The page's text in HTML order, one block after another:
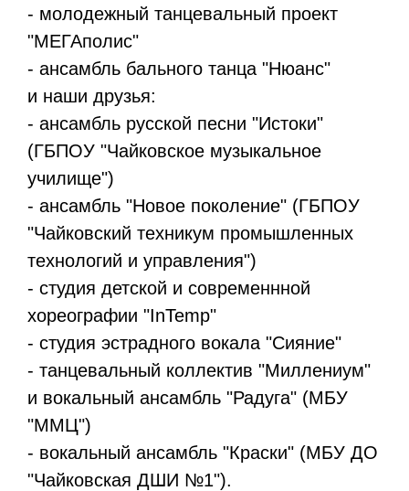
- молодежный танцевальный проект
"МЕГАполис"
- ансамбль бального танца "Нюанс"
и наши друзья:
- ансамбль русской песни "Истоки"
(ГБПОУ "Чайковское музыкальное
училище")
- ансамбль "Новое поколение" (ГБПОУ
"Чайковский техникум промышленных
технологий и управления")
- студия детской и современнной
хореографии "InTemp"
- студия эстрадного вокала "Сияние"
- танцевальный коллектив "Миллениум"
и вокальный ансамбль "Радуга" (МБУ
"ММЦ")
- вокальный ансамбль "Краски" (МБУ ДО
"Чайковская ДШИ №1").